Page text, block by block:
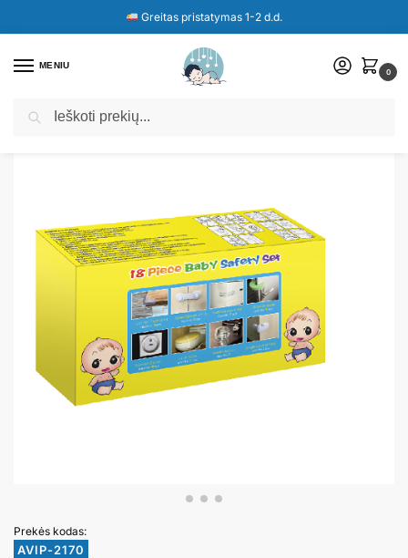
Greitas pristatymas 1-2 d.d.
MENIU
0
Pradžia Parduotuvė
Prekės kodas:
AVIP-2170